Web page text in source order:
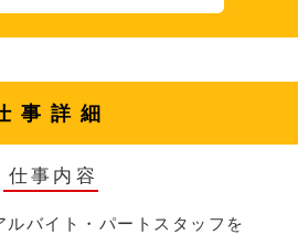
事詳細
仕事内容
バイト・パートスタッフを